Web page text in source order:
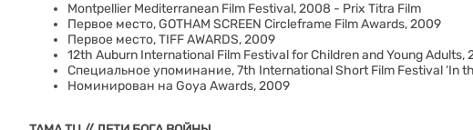
Montpellier Mediterranean Film Festival, 2008 - Prix Titra Film
Первое место, GOTHAM SCREEN Circleframe Film Awards, 2009
Первое место, TIFF AWARDS, 2009
12th Auburn International Film Festival for Children and Young Adults,
Специальное упоминание, 7th International Short Film Festival ‘In
Номинирован на Goya Awards, 2009